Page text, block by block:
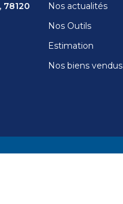
78120
Nos actualités
Nos Outils
Estimation
Nos biens vendus